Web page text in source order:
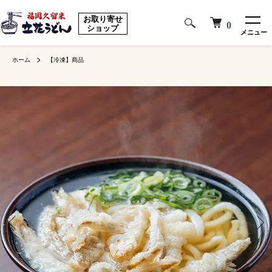
お取り寄せ
ショップ
0
メニュー
ホーム 【冷凍】商品